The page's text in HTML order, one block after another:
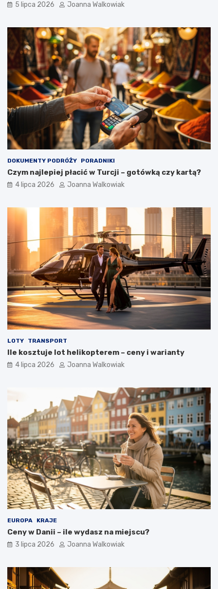
5 lipca 2026 Joanna Walkowiak
DOKUMENTY PODRÓŻY PORADNIKI
Czym najlepiej płacić w Turcji – gotówką czy kartą?
4 lipca 2026 Joanna Walkowiak
LOTY TRANSPORT
Ile kosztuje lot helikopterem – ceny i warianty
4 lipca 2026 Joanna Walkowiak
EUROPA KRAJE
Ceny w Danii – ile wydasz na miejscu?
3 lipca 2026 Joanna Walkowiak